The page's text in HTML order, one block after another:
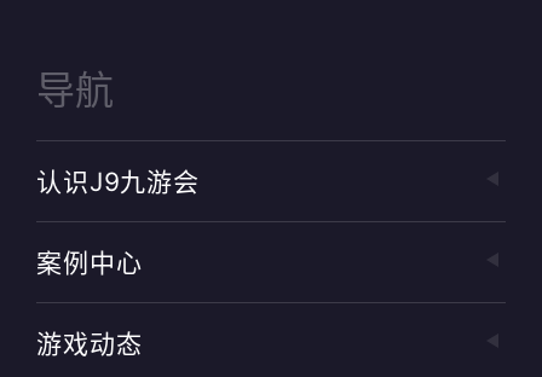
导航
认识J9九游会
案例中心
游戏动态